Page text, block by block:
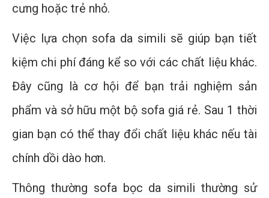
cưng hoặc trẻ nhỏ.
Việc lựa chọn sofa da simili sẽ giúp bạn tiết
kiệm chi phí đáng kể so với các chất liệu khác.
Đây cũng là cơ hội để bạn trải nghiệm sản
phẩm và sở hữu một bộ sofa giá rẻ. Sau 1 thời
gian bạn có thể thay đổi chất liệu khác nếu tài
chính dồi dào hơn.
Thông thường sofa bọc da simili thường sử